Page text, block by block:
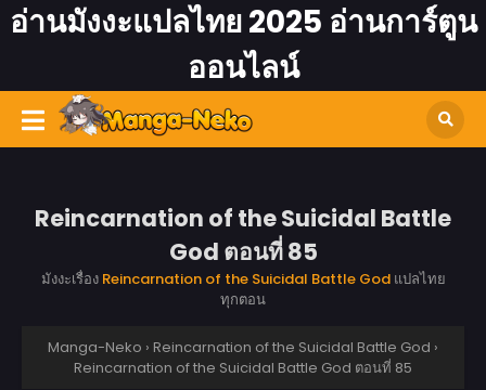
อ่านมังงะแปลไทย 2025 อ่านการ์ตูน
ออนไลน์
Reincarnation of the Suicidal Battle
God ตอนที่ 85
มังงะเรื่อง Reincarnation of the Suicidal Battle Godแปลไทย
ทุกตอน
Manga-Neko › Reincarnation of the Suicidal Battle God ›
Reincarnation of the Suicidal Battle God ตอนที่ 85